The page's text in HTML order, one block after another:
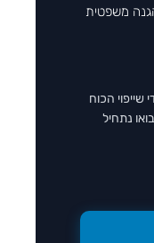
משפטית
הכוח
נתחיל